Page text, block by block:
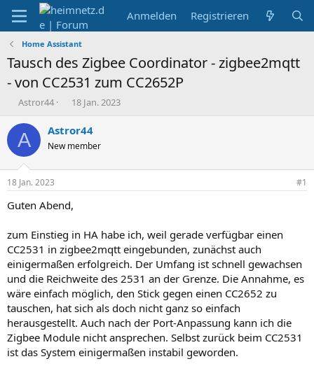
Anmelden Registrieren
Home Assistant
Tausch des Zigbee Coordinator - zigbee2mqtt
- von CC2531 zum CC2652P
E
s
t
e
r
Astror44
E
s
e
t
m
18 Jan. 2023
A Astror44
New member
18 Jan. 2023 #1
Guten Abend,
zum Einstieg in HA habe ich, weil gerade verfügbar einen
CC2531 in zigbee2mqtt eingebunden, zunächst auch
einigermaßen erfolgreich. Der Umfang ist schnell gewachsen
und die Reichweite des 2531 an der Grenze. Die Annahme, es
wäre einfach möglich, den Stick gegen einen CC2652 zu
tauschen, hat sich als doch nicht ganz so einfach
herausgestellt. Auch nach der Port-Anpassung kann ich die
Zigbee Module nicht ansprechen. Selbst zurück beim CC2531
ist das System einigermaßen instabil geworden.